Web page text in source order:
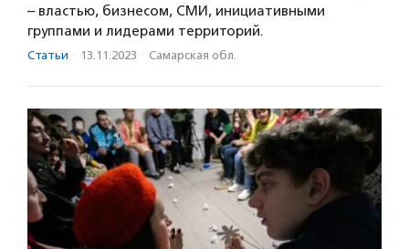
– властью, бизнесом, СМИ, инициативными
группами и лидерами территорий.
Статьи · 13.11.2023 · Самарская обл.